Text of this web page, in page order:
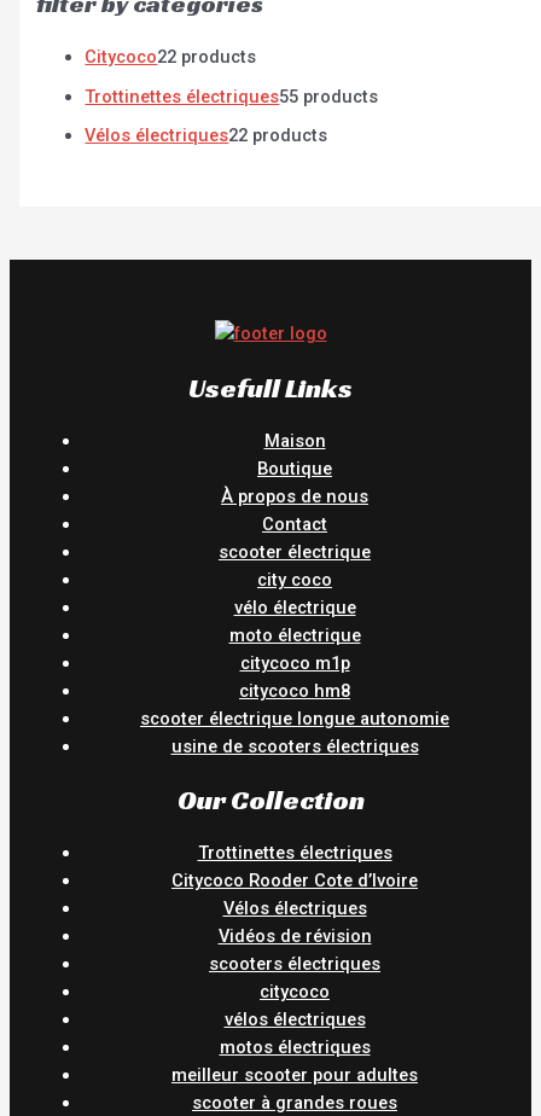
Citycoco22 products
Trottinettes électriques55 products
Vélos électriques22 products
Usefull Links
Maison
Boutique
À propos de nous
Contact
scooter électrique
city coco
vélo électrique
moto électrique
citycoco m1p
citycoco hm8
scooter électrique longue autonomie
usine de scooters électriques
Our Collection
Trottinettes électriques
Citycoco Rooder Cote d’Ivoire
Vélos électriques
Vidéos de révision
scooters électriques
citycoco
vélos électriques
motos électriques
meilleur scooter pour adultes
scooter à grandes roues